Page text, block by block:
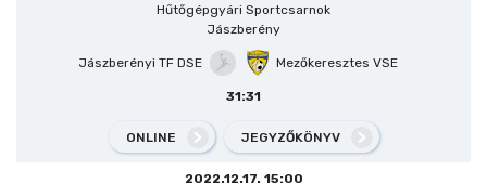
Hűtőgépgyári Sportcsarnok
Jászberény
Jászberényi TF DSE Mezőkeresztes VSE
31:31
ONLINE JEGYZŐKÖNYV
2022.12.17. 15:00